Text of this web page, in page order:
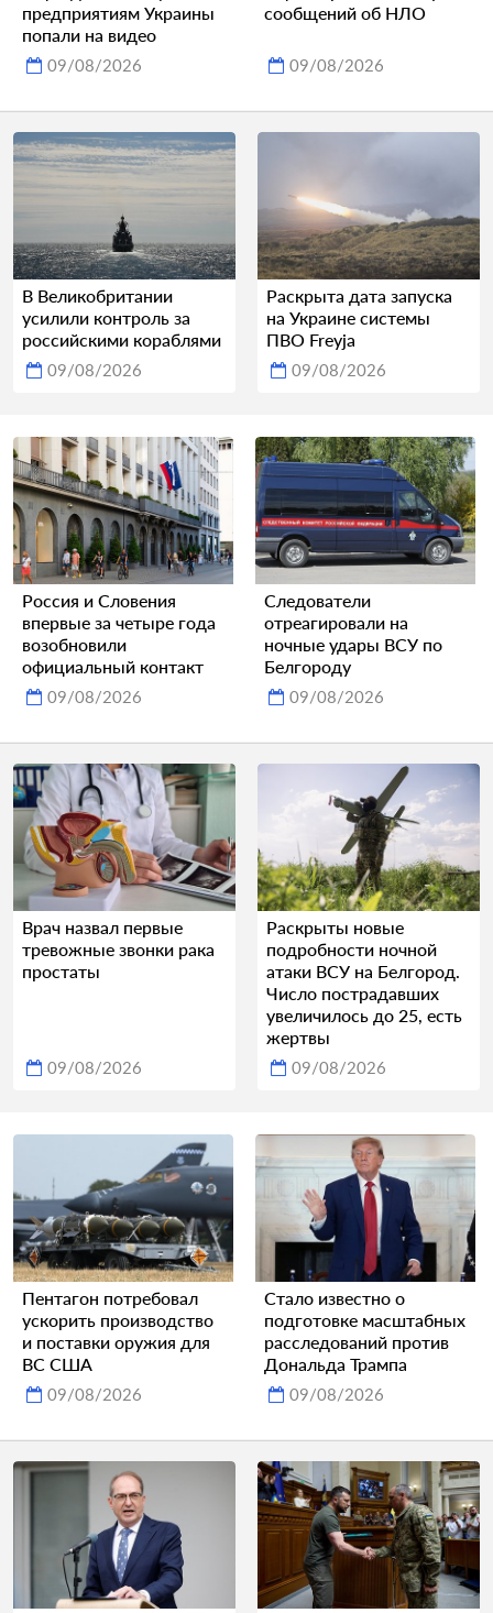
предприятиям Украины
попали на видео
09/08/2026
сообщений об НЛО
09/08/2026
В Великобритании
усилили контроль за
российскими кораблями
09/08/2026
Раскрыта дата запуска
на Украине системы
ПВО Freyja
09/08/2026
Россия и Словения
впервые за четыре года
возобновили
официальный контакт
09/08/2026
Следователи
отреагировали на
ночные удары ВСУ по
Белгороду
09/08/2026
Врач назвал первые
тревожные звонки рака
простаты
09/08/2026
Раскрыты новые
подробности ночной
атаки ВСУ на Белгород.
Число пострадавших
увеличилось до 25, есть
жертвы
09/08/2026
Пентагон потребовал
ускорить производство
и поставки оружия для
ВС США
09/08/2026
Стало известно о
подготовке масштабных
расследований против
Дональда Трампа
09/08/2026